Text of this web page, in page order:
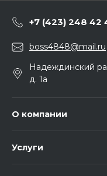
+7 (423) 248 42
boss4848@mail.ru
Надеждинский
д. 1а
О компании
Услуги